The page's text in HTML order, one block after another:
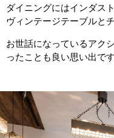
ダイニングにはインダス
ヴィンテージテーブルと
お世話になっているアク
ったことも良い思い出です